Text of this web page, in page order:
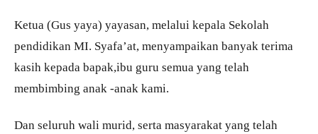
Ketua (Gus yaya) yayasan, melalui kepala Sekolah
pendidikan MI. Syafa’at, menyampaikan banyak terima
kasih kepada bapak,ibu guru semua yang telah
membimbing anak -anak kami.
Dan seluruh wali murid, serta masyarakat yang telah